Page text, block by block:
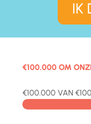
IK
€100.000 OM
€100.000 VAN